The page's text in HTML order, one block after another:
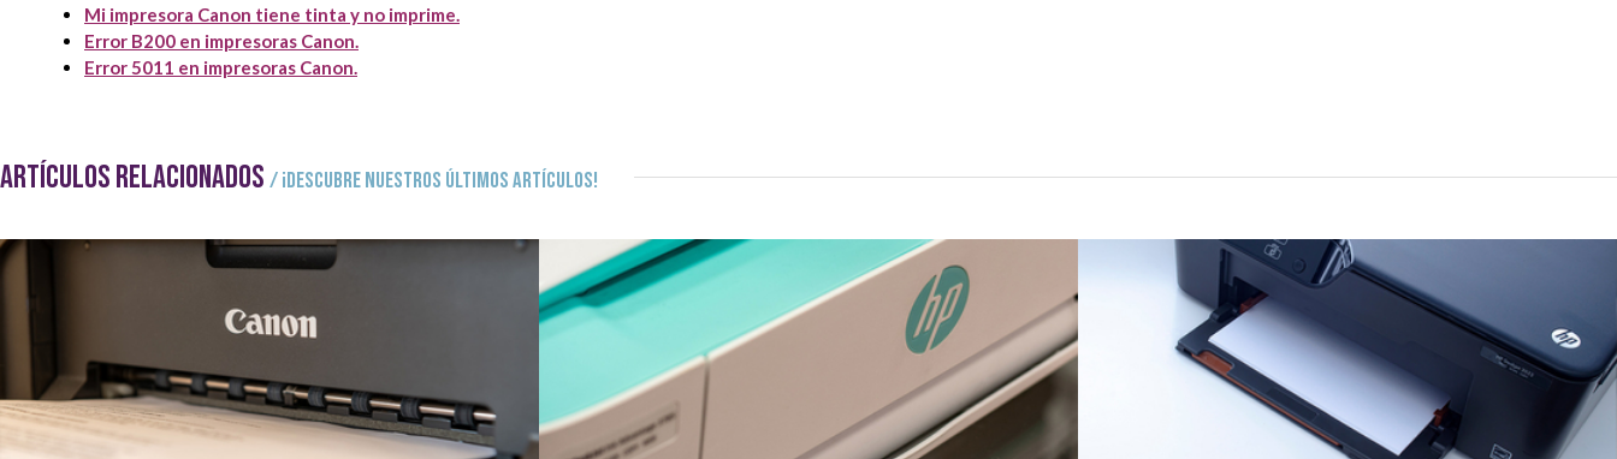
Mi impresora Canon tiene tinta y no imprime.
Error B200 en impresoras Canon.
Error 5011 en impresoras Canon.
ARTÍCULOS RELACIONADOS / ¡Descubre nuestros últimos artículos!